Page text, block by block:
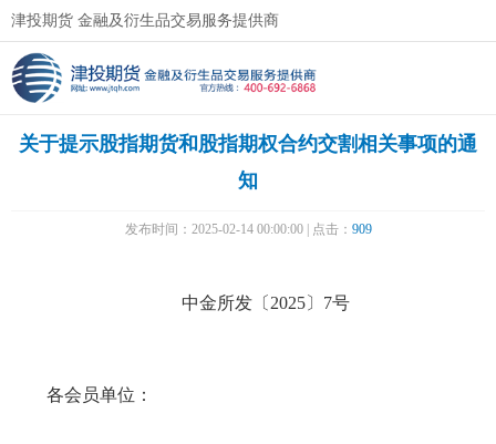
津投期货 金融及衍生品交易服务提供商
关于提示股指期货和股指期权合约交割相关事项的通
知
发布时间：2025-02-14 00:00:00 | 点击： 909
中金所发〔2025〕7号
各会员单位：